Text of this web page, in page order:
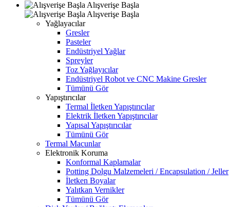
Alışverişe Başla
Alışverişe Başla
Yağlayacılar
Gresler
Pasteler
Endüstriyel Yağlar
Spreyler
Toz Yağlayıcılar
Endüstriyel Robot ve CNC Makine Gresler
Tümünü Gör
Yapıştırıcılar
Termal İletken Yapıştırıcılar
Elektrik İletken Yapıştırıcılar
Yapısal Yapıştırıcılar
Tümünü Gör
Termal Macunlar
Elektronik Koruma
Konformal Kaplamalar
Potting Dolgu Malzemeleri / Encapsulation / Jeller
İletken Boyalar
Yalıtkan Vernikler
Tümünü Gör